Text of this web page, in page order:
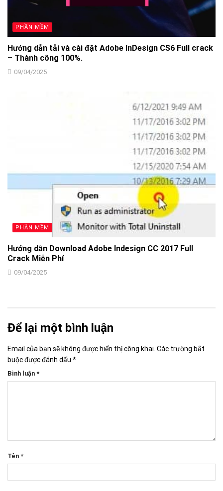
PHẦN MỀM
Hướng dẫn tải và cài đặt Adobe InDesign CS6 Full crack
– Thành công 100%.
09/04/2025
PHẦN MỀM
Hướng dẫn Download Adobe Indesign CC 2017 Full
Crack Miễn Phí
09/04/2025
Để lại một bình luận
Email của bạn sẽ không được hiển thị công khai. Các trường bắt
buộc được đánh dấu *
Bình luận *
Tên *